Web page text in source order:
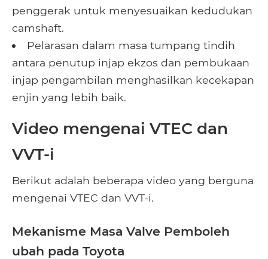
penggerak untuk menyesuaikan kedudukan
camshaft.
Pelarasan dalam masa tumpang tindih
antara penutup injap ekzos dan pembukaan
injap pengambilan menghasilkan kecekapan
enjin yang lebih baik.
Video mengenai VTEC dan
VVT-i
Berikut adalah beberapa video yang berguna
mengenai VTEC dan VVT-i.
Mekanisme Masa Valve Pemboleh
ubah pada Toyota